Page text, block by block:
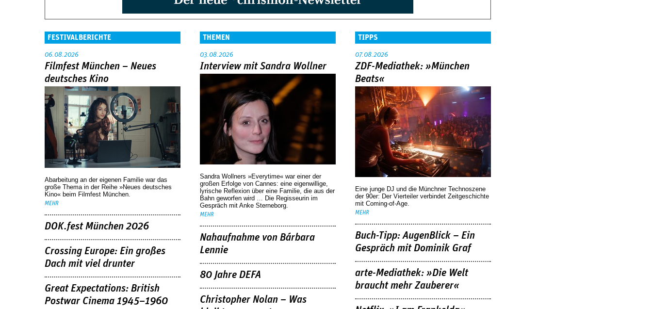
FESTIVALBERICHTE
06.08.2026
Filmfest München – Neues
deutsches Kino
Abarbeitung an der eigenen Familie war das
große Thema in der Reihe »Neues deutsches
Kino« beim Filmfest München.
MEHR
DOK.fest München 2026
Crossing Europe: Ein großes
Dach mit viel drunter
Great Expectations: British
Postwar Cinema 1945–1960
THEMEN
03.08.2026
Interview mit Sandra Wollner
Sandra Wollners »Everytime« war einer der
großen Erfolge von Cannes: eine eigenwillige,
lyrische Reflexion über eine ­Familie, die aus der
Bahn geworfen wird … Die Regisseurin im
Gespräch mit Anke Sterneborg.
MEHR
Nahaufnahme von Bárbara
Lennie
80 Jahre DEFA
Christopher Nolan – Was
TIPPS
07.08.2026
ZDF-Mediathek: »München
Beats«
Eine junge DJ und die Münchner Technoszene
der 90er: Der Vierteiler verbindet Zeitgeschichte
mit Coming-of-Age.
MEHR
Buch-Tipp: AugenBlick – Ein
Gespräch mit Dominik Graf
arte-Mediathek: »Die Welt
braucht mehr Zauberer«